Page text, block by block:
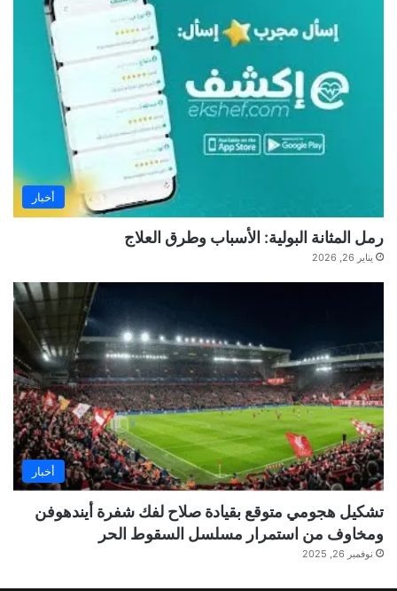
أخبار
رمل المثانة البولية: الأسباب وطرق العلاج
يناير 26, 2026
أخبار
تشكيل هجومي متوقع بقيادة صلاح لفك شفرة أيندهوفن
ومخاوف من استمرار مسلسل السقوط الحر
نوفمبر 26, 2025